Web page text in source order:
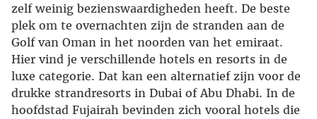
zelf weinig bezienswaardigheden heeft. De beste
plek om te overnachten zijn de stranden aan de
Golf van Oman in het noorden van het emiraat.
Hier vind je verschillende hotels en resorts in de
luxe categorie. Dat kan een alternatief zijn voor de
drukke strandresorts in Dubai of Abu Dhabi. In de
hoofdstad Fujairah bevinden zich vooral hotels die